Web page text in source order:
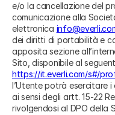
e/o la cancellazione del
comunicazione alla
elettronica
dei diritti di portabilità e
apposita sezione
Sito, disponibile al
https://it.everli.com/s#/
l’Utente potrà esercitare
ai sensi degli artt. 15-22
rivolgendosi al DPO della